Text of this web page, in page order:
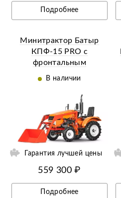
Подробнее
Минитрактор Батыр
КПФ-15 PRO с
фронтальным
погрузчиком
В наличии
Гарантия лучшей цены
559 300 ₽
Подробнее
Ещё 13 фотографий